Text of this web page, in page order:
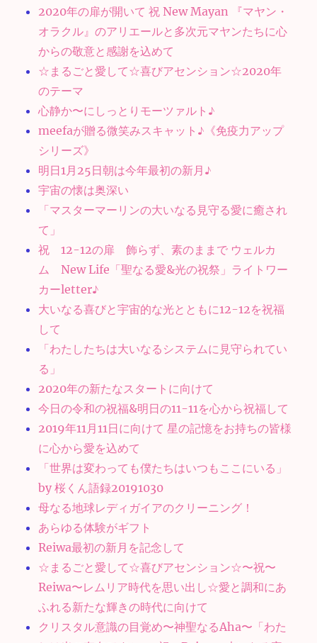
2020年の扉が開いて 祝 New Mayan 『マヤン・
オラクル』のアリエールと多次元マヤンたちに心
からの敬意と感謝を込めて
☆まるごと愛して☆喜びアセンション☆2020年
のテーマ
心静か〜にしっとりモーツァルト♪
meefaが贈る微笑みスキャット♪《免疫力アップ
シリーズ》
明日1月25日朝は今年最初の新月♪
宇宙の懐は奥深い
「マスターマーリンの大いなる見守る愛に癒され
て」
祝 12-12の扉 飾らず、素のままで ウェルカ
ム New Life「聖なる愛&光の祝祭」ライトワー
カーletter♪
大いなる喜びと宇宙的な光とともに12-12を祝福
して
「わたしたちは大いなるシステムに見守られてい
る」
2020年の新たなスタートに向けて
今日の令和の祝福&明日の11-11を心から祝福して
2019年11月11日に向けて 星の記憶をお持ちの皆様
に心から愛を込めて
「世界は変わっても僕たちはいつもここにいる」
by 桜くん語録20191030
母なる地球レディガイアのクリーニング！
あらゆる体験がギフト
Reiwa最初の新月を記念して
☆まるごと愛して☆喜びアセンション☆〜祝〜
Reiwa〜レムリア時代を思い出し☆愛と調和にあ
ふれる新たな輝きの時代に向けて
クリスタル意識の目覚め〜神聖なるAha〜「わた